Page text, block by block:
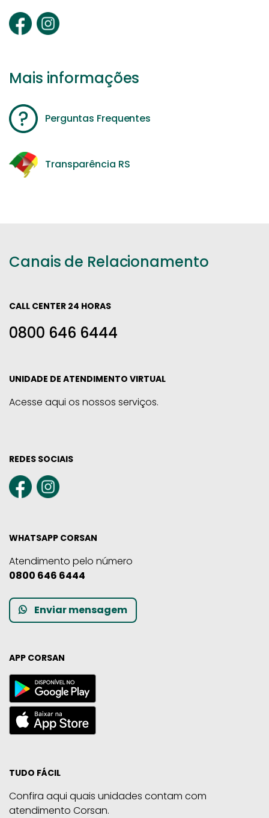
Mais informações
Perguntas Frequentes
Transparência RS
Canais de Relacionamento
CALL CENTER 24 HORAS
0800 646 6444
UNIDADE DE ATENDIMENTO VIRTUAL
Acesse aqui os nossos serviços.
REDES SOCIAIS
WHATSAPP CORSAN
Atendimento pelo número
0800 646 6444
Enviar mensagem
APP CORSAN
TUDO FÁCIL
Confira aqui quais unidades contam com
atendimento Corsan.